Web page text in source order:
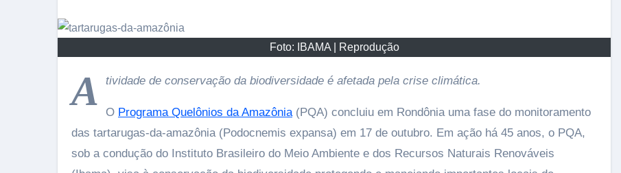
Foto: IBAMA | Reprodução
A tividade de conservação da biodiversidade é afetada pela crise climática.
O Programa Quelônios da Amazônia (PQA) concluiu em Rondônia uma fase do monitoramento
das tartarugas-da-amazônia (Podocnemis expansa) em 17 de outubro. Em ação há 45 anos, o PQA,
sob a condução do Instituto Brasileiro do Meio Ambiente e dos Recursos Naturais Renováveis